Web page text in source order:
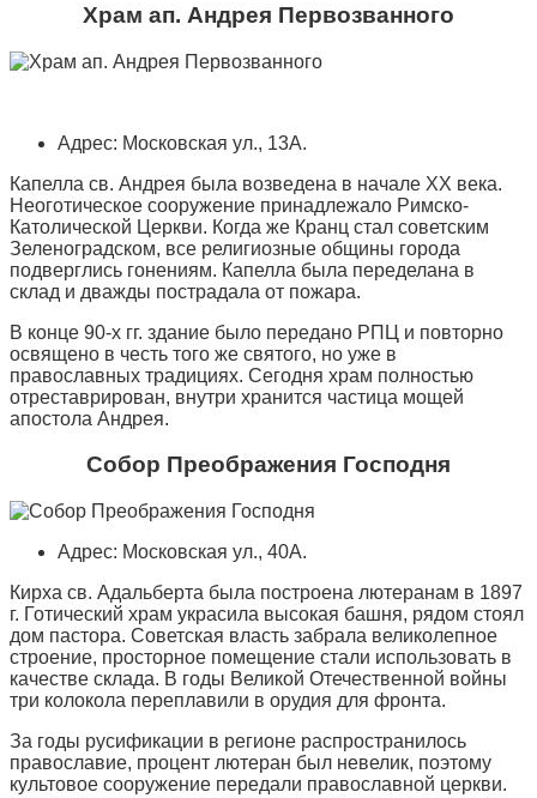
Храм ап. Андрея Первозванного
Адрес: Московская ул., 13А.
Капелла св. Андрея была возведена в начале XX века.
Неоготическое сооружение принадлежало Римско-
Католической Церкви. Когда же Кранц стал советским
Зеленоградском, все религиозные общины города
подверглись гонениям. Капелла была переделана в
склад и дважды пострадала от пожара.
В конце 90-х гг. здание было передано РПЦ и повторно
освящено в честь того же святого, но уже в
православных традициях. Сегодня храм полностью
отреставрирован, внутри хранится частица мощей
апостола Андрея.
Собор Преображения Господня
Адрес: Московская ул., 40А.
Кирха св. Адальберта была построена лютеранам в 1897
г. Готический храм украсила высокая башня, рядом стоял
дом пастора. Советская власть забрала великолепное
строение, просторное помещение стали использовать в
качестве склада. В годы Великой Отечественной войны
три колокола переплавили в орудия для фронта.
За годы русификации в регионе распространилось
православие, процент лютеран был невелик, поэтому
культовое сооружение передали православной церкви.